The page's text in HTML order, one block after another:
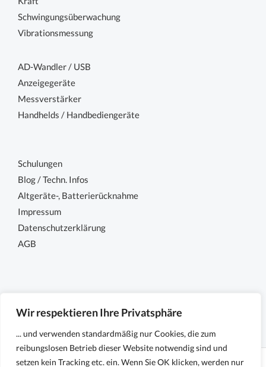
Wir respektieren Ihre Privatsphäre
... und verwenden standardmäßig nur Cookies, die zum
reibungslosen Betrieb dieser Website notwendig sind und
setzen kein Tracking etc. ein. Wenn Sie OK klicken, werden nur
Schwingungsüberwachung
Vibrationsmessung
AD-Wandler / USB
Anzeigegeräte
Messverstärker
Handhelds / Handbediengeräte
Schulungen
Blog / Techn. Infos
Altgeräte-, Batterierücknahme
Impressum
Datenschutzerklärung
AGB